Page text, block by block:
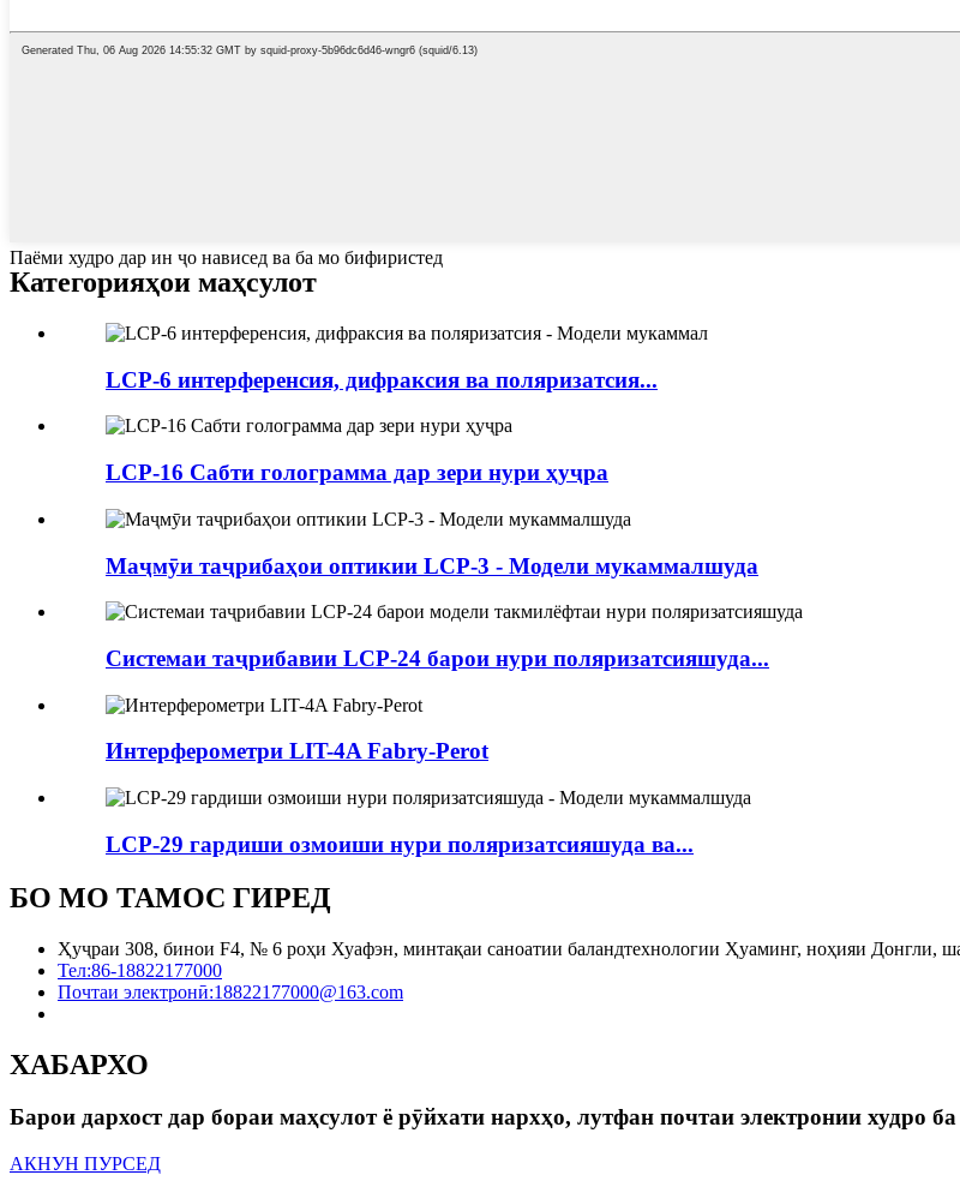
Паёми худро дар ин ҷо нависед ва ба мо бифиристед
Категорияҳои маҳсулот
LCP-6 интерференсия, дифраксия ва поляризатсия...
LCP-16 Сабти голограмма дар зери нури ҳуҷра
Маҷмӯи таҷрибаҳои оптикии LCP-3 - Модели мукаммалшуда
Системаи таҷрибавии LCP-24 барои нури поляризатсияшуда...
Интерферометри LIT-4A Fabry-Perot
LCP-29 гардиши озмоиши нури поляризатсияшуда ва...
БО МО ТАМОС ГИРЕД
Ҳуҷраи 308, бинои F4, № 6 роҳи Хуафэн, минтақаи саноатии баландтехнологии Ҳуаминг, ноҳияи Донгли,
Тел:86-18822177000
Почтаи электронӣ:18822177000@163.com
ХАБАРХО
Барои дархост дар бораи маҳсулот ё рӯйхати нархҳо, лутфан почтаи электронии худро
АКНУН ПУРСЕД